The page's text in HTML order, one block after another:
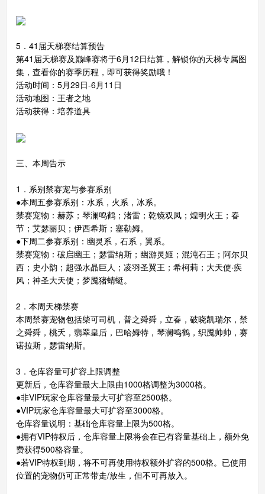
5．41届天梯赛结算预告
第41届天梯赛及巅峰赛将于6月12日结算，解锁你的天梯专属图
集，查看你的赛季历程，即可获得奖励哦！
活动时间：5月29日-6月11日
活动地图：王者之地
活动获得：培养道具
三、本周告示
1．系别禁赛宠与参赛系别
●本周五参赛系别：水系，火系，冰系。
禁赛宠物：赫苏；琴澜鸣鹤；渚雷；乾镜双凤；煌明火王；春
节；艾瑟丽贝；伊西希斯；塞勒姆。
●下周二参赛系别：幽灵系，石系，翼系。
禁赛宠物：破启幽王；瑟雷纳斯；幽游灵姬；混沌石王；阿尔贝
西；史小韵；超强水晶巨人；凌羽圣翼王；希柯莉；大天使·疾
风；神圣大天使；梦魇猪蜻蜓。
2．本周天梯禁赛
本周禁赛宠物包括柴可司机，普之舜舜，立春，破晓凯瑞尔，禁
之舜舜，桃夭，翡翠皇后，巴哈姆特，琴澜鸣鹤，织魇帅帅，赛
诺拉斯，瑟雷纳斯。
3．仓库容量可扩容上限调整
更新后，仓库容量最大上限由1000格调整为3000格。
●非VIP玩家仓库容量最大可扩容至2500格。
●VIP玩家仓库容量最大可扩容至3000格。
仓库容量说明：基础仓库容量上限为500格。
●拥有VIP特权后，仓库容量上限将会在已有容量基础上，额外免
费获得500格容量。
●若VIP特权到期，将不可再使用特权额外扩容的500格。已使用
位置的宠物仍可正常带走/放生，但不可再放入。